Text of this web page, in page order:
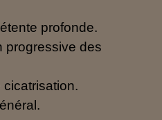
profonde.
progressive des
cicatrisation.